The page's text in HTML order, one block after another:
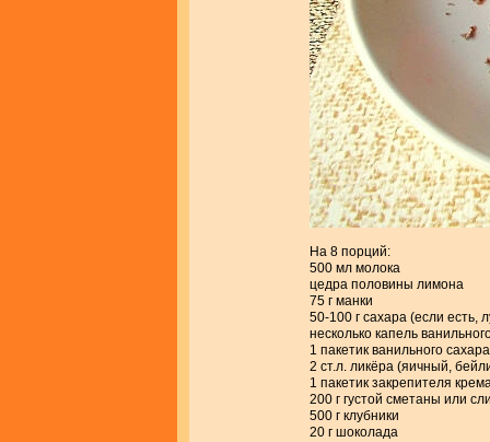
На 8 порций:
500 мл молока
цедра половины лимона
75 г манки
50-100 г сахара (если есть,
несколько капель
1 пакетик ванильного сахара
2 ст.л. ликёра (яичный,
1 пакетик закрепителя
200 г густой сметаны или
500 г клубники
20 г шоколада